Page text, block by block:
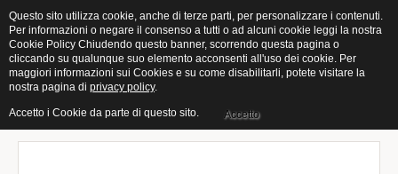
Home
Categorie
Open
Questo sito utilizza cookie, anche di terze parti, per personalizzare i contenuti.
Per informazioni o negare il consenso a tutti o ad alcuni cookie leggi la nostra
Cookie Policy Chiudendo questo banner, scorrendo questa pagina o
cliccando su qualunque suo elemento acconsenti all'uso dei cookie. Per
maggiori informazioni sui Cookies e su come disabilitarli, potete visitare la
nostra pagina di privacy policy.
Accetto i Cookie da parte di questo sito. Accetto